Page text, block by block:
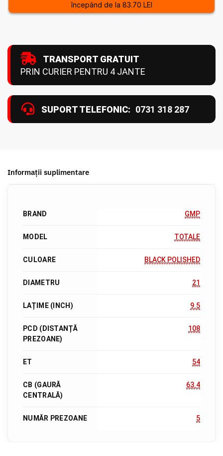
începând de la 83.70 LEI
TRANSPORT GRATUIT
PRIN CURIER PENTRU 4 JANTE
SUPORT TELEFONIC: 0731 318 287
Informații suplimentare
BRAND GMP
MODEL TOTALE
CULOARE BLACK POLISHED
DIAMETRU 21
LAȚIME (INCH) 9.5
PCD (DISTANȚĂ
PREZOANE)
108
ET 54
CB (GAURĂ
CENTRALĂ)
63.4
NUMĂR PREZOANE 5